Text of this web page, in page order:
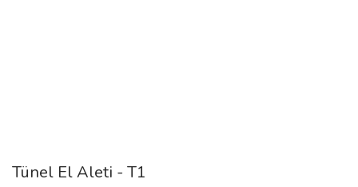
Tünel El Aleti - T1